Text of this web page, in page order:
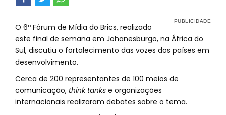
O 6º Fórum de Mídia do Brics, realizado
este final de semana em Johanesburgo, na África do
Sul, discutiu o fortalecimento das vozes dos países em
desenvolvimento.
Cerca de 200 representantes de 100 meios de
comunicação, think tanks e organizações
internacionais realizaram debates sobre o tema.